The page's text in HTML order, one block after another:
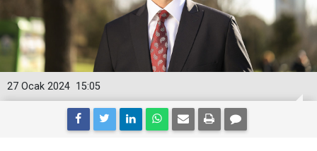
15:05
27 Ocak 2024